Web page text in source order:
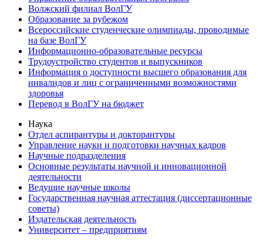
Волжский филиал ВолГУ
Образование за рубежом
Всероссийские студенческие олимпиады, проводимые
на базе ВолГУ
Информационно-образовательные ресурсы
Трудоустройство студентов и выпускников
Информация о доступности высшего образования для
инвалидов и лиц с ограниченными возможностями
здоровья
Перевод в ВолГУ на бюджет
Наука
Отдел аспирантуры и докторантуры
Управление науки и подготовки научных кадров
Научные подразделения
Основные результаты научной и инновационной
деятельности
Ведущие научные школы
Государственная научная аттестация (диссертационные
советы)
Издательская деятельность
Университет – предприятиям